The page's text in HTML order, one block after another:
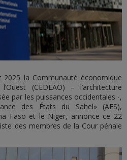
la Communauté économique
(CEDEAO) – l’architecture
par les puissances occidentales -,
des États du Sahel» (AES),
Faso et le Niger, annonce ce 22
des membres de la Cour pénale